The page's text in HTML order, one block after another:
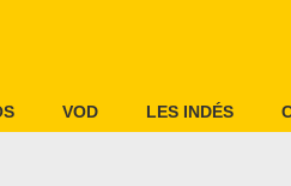
VOD LES INDÉS